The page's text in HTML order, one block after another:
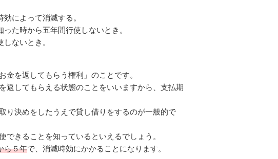
によって消滅する。
た時から五年間行使しないとき。
ないとき。
を返してもらう権利」のことです。
返してもらえる状態のことをいいますから、支払期
り決めをしたうえで貸し借りをするのが一般的で
きることを知っているといえるでしょう。
ら５年で、消滅時効にかかることになります。